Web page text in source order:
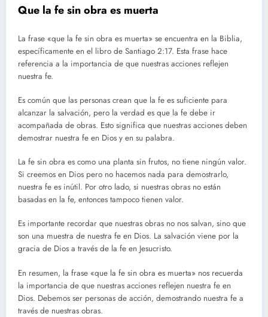
Que la fe sin obra es muerta
La frase «que la fe sin obra es muerta» se encuentra en la Biblia,
específicamente en el libro de Santiago 2:17. Esta frase hace
referencia a la importancia de que nuestras acciones reflejen
nuestra fe.
Es común que las personas crean que la fe es suficiente para
alcanzar la salvación, pero la verdad es que la fe debe ir
acompañada de obras. Esto significa que nuestras acciones deben
demostrar nuestra fe en Dios y en su palabra.
La fe sin obra es como una planta sin frutos, no tiene ningún valor.
Si creemos en Dios pero no hacemos nada para demostrarlo,
nuestra fe es inútil. Por otro lado, si nuestras obras no están
basadas en la fe, entonces tampoco tienen valor.
Es importante recordar que nuestras obras no nos salvan, sino que
son una muestra de nuestra fe en Dios. La salvación viene por la
gracia de Dios a través de la fe en Jesucristo.
En resumen, la frase «que la fe sin obra es muerta» nos recuerda
la importancia de que nuestras acciones reflejen nuestra fe en
Dios. Debemos ser personas de acción, demostrando nuestra fe a
través de nuestras obras.